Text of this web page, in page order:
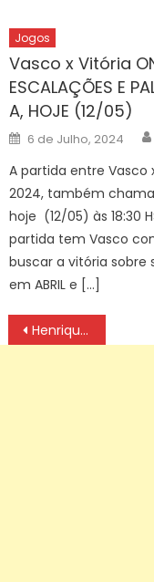
Jogos
Vasco x Vitória
ESCALAÇÕES E
A, HOJE (12/05)
Posted
on
6 de Julho, 2024
A partida entre Vasco
2024, também
hoje (12/05) às 18:30
partida tem Vasco
buscar a vitória sobre
em ABRIL e […]
Navegação
de
Henrique Marques é eleito o melhor do mundo no taekwondo em 2025